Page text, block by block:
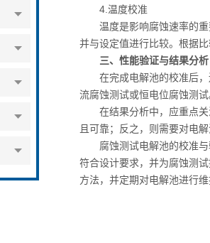
4.温度校准
温度是影响腐蚀速率的重
并与设定值进行比较。根据
三、性能验证与结果分析
在完成电解池的校准后，
流腐蚀测试或恒电位腐蚀测
在结果分析中，应重点关
且可靠；反之，则需要对电
腐蚀测试电解池的校准与
符合设计要求，并为腐蚀测
方法，并定期对电解池进行